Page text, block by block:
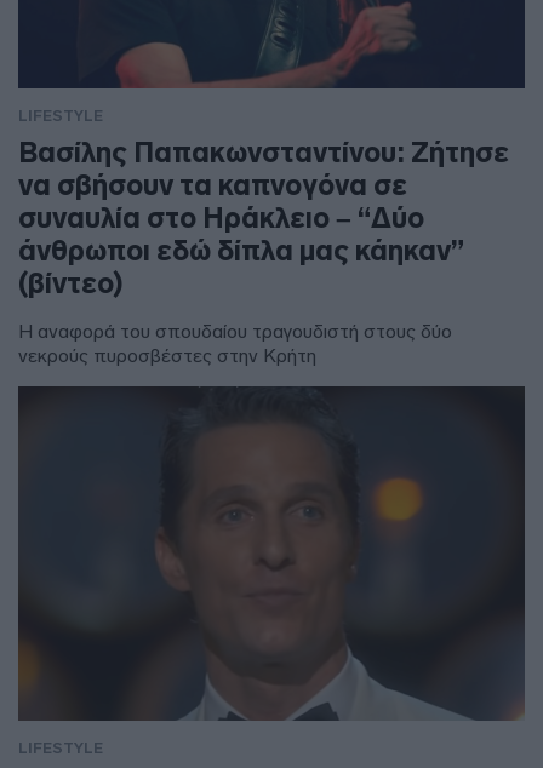
LIFESTYLE
Βασίλης Παπακωνσταντίνου: Ζήτησε
να σβήσουν τα καπνογόνα σε
συναυλία στο Ηράκλειο – “Δύο
άνθρωποι εδώ δίπλα μας κάηκαν”
(βίντεο)
Η αναφορά του σπουδαίου τραγουδιστή στους δύο
νεκρούς πυροσβέστες στην Κρήτη
LIFESTYLE